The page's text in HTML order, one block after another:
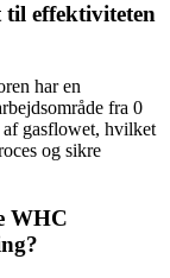
effektiviteten
har en
fra 0
gasflowet, hvilket
og sikre
WHC